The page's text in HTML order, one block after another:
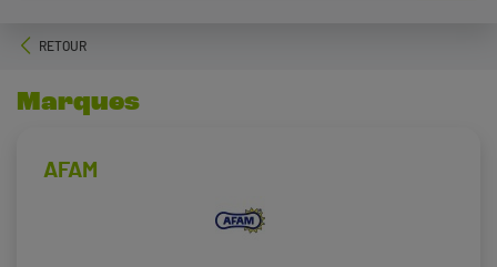
RETOUR
Marques
AFAM